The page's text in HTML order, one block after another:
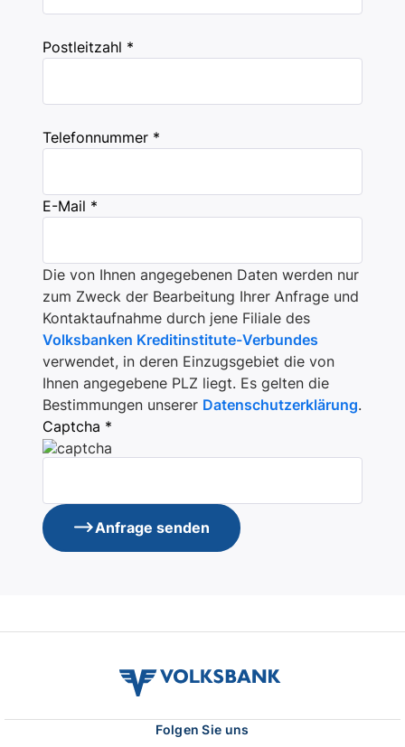
Postleitzahl *
Telefonnummer *
E-Mail *
Die von Ihnen angegebenen Daten werden nur
zum Zweck der Bearbeitung Ihrer Anfrage und
Kontaktaufnahme durch jene Filiale des
Volksbanken Kreditinstitute-Verbundes
verwendet, in deren Einzugsgebiet die von
Ihnen angegebene PLZ liegt. Es gelten die
Bestimmungen unserer Datenschutzerklärung.
Captcha *
Anfrage senden
volksbank
Folgen Sie uns